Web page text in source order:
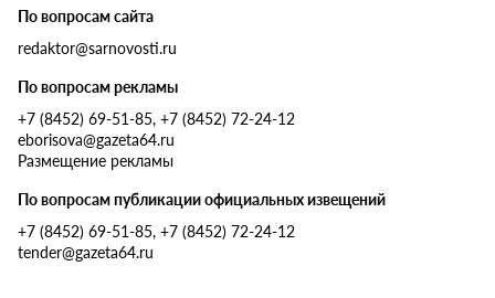
По вопросам сайта
redaktor@sarnovosti.ru
По вопросам рекламы
+7 (8452) 69-51-85, +7 (8452) 72-24-12
eborisova@gazeta64.ru
Размещение рекламы
По вопросам публикации официальных извещений
+7 (8452) 69-51-85, +7 (8452) 72-24-12
tender@gazeta64.ru